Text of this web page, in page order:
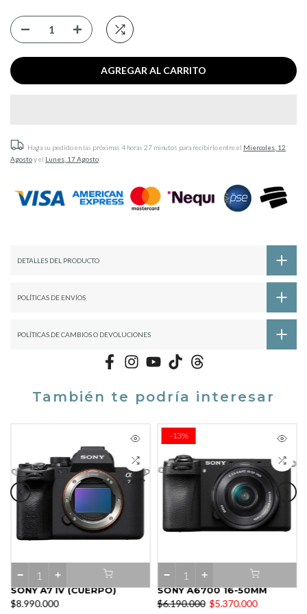
AGREGAR AL CARRITO
Haga su pedido en las próximas 4 horas 27 minutos para recibirlo entre el Miercoles, 12
Agostoy el Lunes, 17 Agosto
DETALLES DEL PRODUCTO
POLÍTICAS DE ENVÍOS
POLÍTICAS DE CAMBIOS O DEVOLUCIONES
También te podría interesar
SONY A7 IV (CUERPO)
$8.990.000
-13%
SONY A6700 16-50MM
$6.190.000 $5.370.000